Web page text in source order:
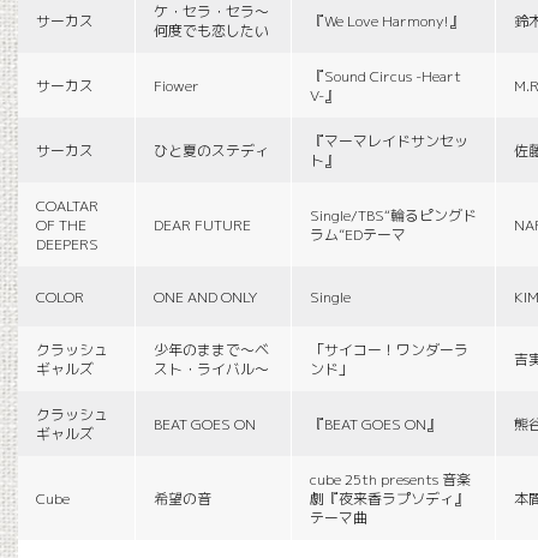
サーカス
ケ・セラ・セラ〜
何度でも恋したい
『We Love Harmony!』 鈴
サーカス Fiower
『Sound Circus -Heart
V-』
サーカス ひと夏のステディ
『マーマレイドサンセッ
ト』
佐
COALTAR
OF THE
DEEPERS
DEAR FUTURE
Single/TBS“輪るピングド
ラム”EDテーマ
COLOR ONE AND ONLY Single
クラッシュ
ギャルズ
少年のままで〜ベ
スト・ライバル〜
「サイコー！ワンダーラ
ンド」
吉
クラッシュ
ギャルズ
BEAT GOES ON 『BEAT GOES ON』 熊
Cube 希望の音
cube 25th presents 音楽
劇『夜来香ラプソディ』
テーマ曲
本